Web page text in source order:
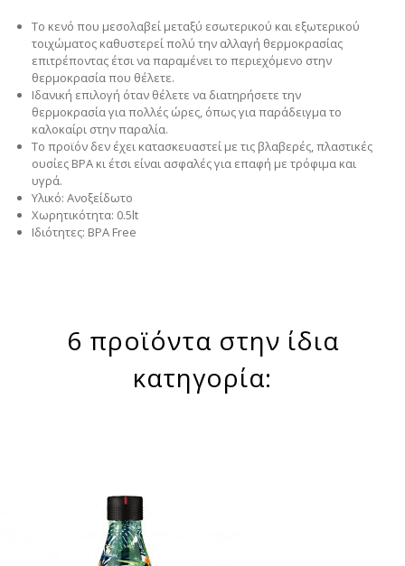
Το κενό που μεσολαβεί μεταξύ εσωτερικού και εξωτερικού
τοιχώματος καθυστερεί πολύ την αλλαγή θερμοκρασίας
επιτρέποντας έτσι να παραμένει το περιεχόμενο στην
θερμοκρασία που θέλετε.
Ιδανική επιλογή όταν θέλετε να διατηρήσετε την
θερμοκρασία για πολλές ώρες, όπως για παράδειγμα το
καλοκαίρι στην παραλία.
Το προϊόν δεν έχει κατασκευαστεί με τις βλαβερές, πλαστικές
ουσίες BPA κι έτσι είναι ασφαλές για επαφή με τρόφιμα και
υγρά.
Υλικό: Ανοξείδωτο
Χωρητικότητα: 0.5lt
Ιδιότητες: BPA Free
6 προϊόντα στην ίδια
κατηγορία: